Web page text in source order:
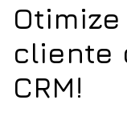
cliente
CRM!